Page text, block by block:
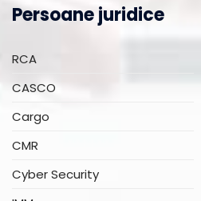
Persoane juridice
RCA
CASCO
Cargo
CMR
Cyber Security